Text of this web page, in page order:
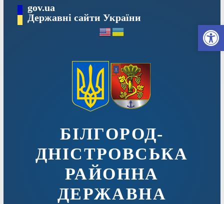
вмісту
gov.ua
Державні сайти України
БІЛГОРОД-
ДНІСТРОВСЬКА
РАЙОННА
ДЕРЖАВНА